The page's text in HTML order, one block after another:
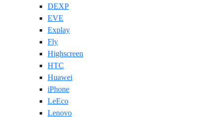
DEXP
EVE
Explay
Fly
Highscreen
HTC
Huawei
iPhone
LeEco
Lenovo